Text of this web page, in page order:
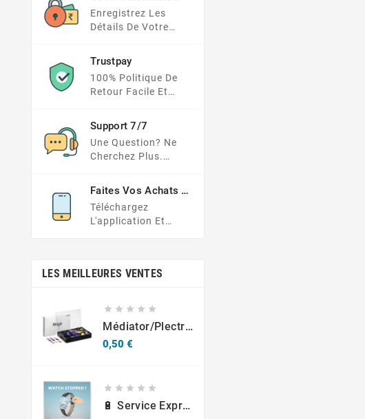
Sécurisés
Enregistrez Les
Détails De Votre
Plus Sécurisé
Trustpay
100% Politique De
Retour Facile Et
Support 7/7
Une Question? Ne
Cherchez Plus.
Demande Ici
Faites Vos Achats En
Déplacement
Téléchargez
L'application Et
LES MEILLEURES VENTES
    
Médiator/plectre En Nylon S, Ruby S Ou Touch L - STAGG PBOX10
0,50 €
    
🔋 Service Express : Remplacement De Piles D'Horlogerie